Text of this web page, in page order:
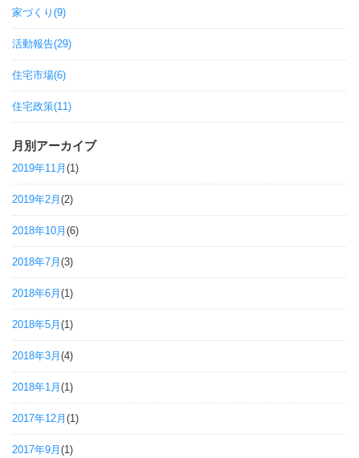
家づくり(9)
活動報告(29)
住宅市場(6)
住宅政策(11)
月別アーカイブ
2019年11月 (1)
2019年2月 (2)
2018年10月 (6)
2018年7月 (3)
2018年6月 (1)
2018年5月 (1)
2018年3月 (4)
2018年1月 (1)
2017年12月 (1)
2017年9月 (1)